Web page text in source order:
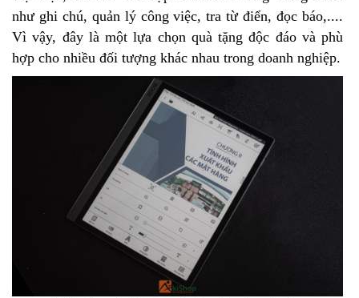
như ghi chú, quản lý công việc, tra từ điển, đọc báo,....
Vì vậy, đây là một lựa chọn quà tặng độc đáo và phù
hợp cho nhiều đối tượng khác nhau trong doanh nghiệp.